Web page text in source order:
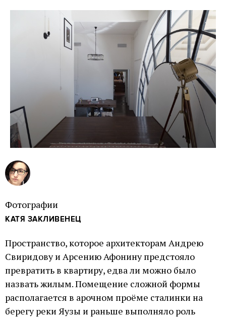
Пространство, которое архитекторам Андрею
Свиридову и Арсению Афонину предстояло
превратить в квартиру, едва ли можно было
назвать жилым. Помещение сложной формы
располагается в арочном проёме сталинки на
берегу реки Яузы и раньше выполняло роль
Фотографии
КАТЯ ЗАКЛИВЕНЕЦ